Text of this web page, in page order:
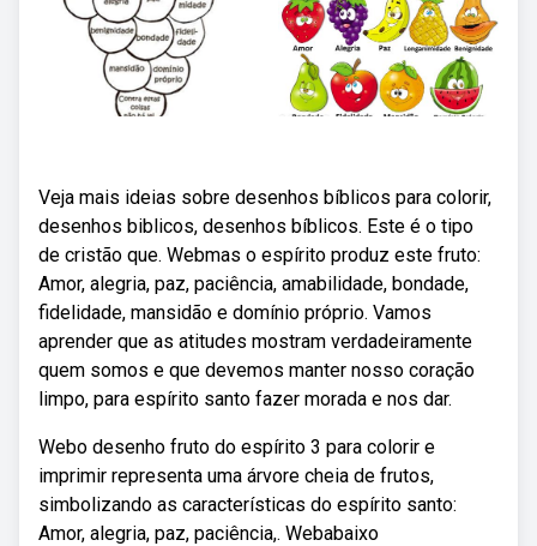
Veja mais ideias sobre desenhos bíblicos para colorir,
desenhos biblicos, desenhos bíblicos. Este é o tipo
de cristão que. Webmas o espírito produz este fruto:
Amor, alegria, paz, paciência, amabilidade, bondade,
fidelidade, mansidão e domínio próprio. Vamos
aprender que as atitudes mostram verdadeiramente
quem somos e que devemos manter nosso coração
limpo, para espírito santo fazer morada e nos dar.
Webo desenho fruto do espírito 3 para colorir e
imprimir representa uma árvore cheia de frutos,
simbolizando as características do espírito santo:
Amor, alegria, paz, paciência,. Webabaixo